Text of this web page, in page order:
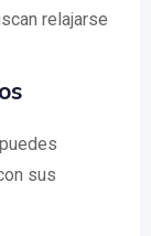
relajarse
sus